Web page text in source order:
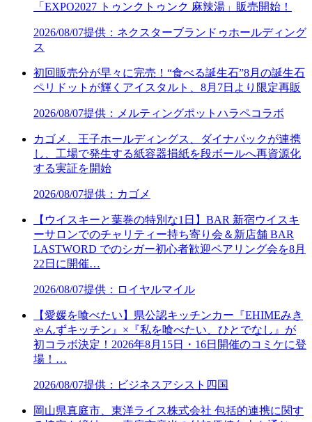
「EXPO2027 トゥンクトゥンク 麻辣湯」販売開始！
2026/08/07提供：ネクスターブランドゥホールディング
ス
初回販売分が早々に完売！“食べる誕生石”8月の誕生石
ペリドットが輝くアイスタルト、8月7日より限定再販
2026/08/07提供：メルティングポットハラペコラボ
カゴメ、王子ホールディングス、ダイナパックが連携
し、工場で発生する紙容器損紙を段ボールへ再資源化
する実証を開始
2026/08/07提供：カゴメ
【ウイスキーと葉巻の特別な1日】BAR 新宿ウイスキ
ーサロンでのチャリティー持ち寄り会＆新店舗 BAR
LASTWORD でのシガー初心者歓迎ペアリング会を8月
22日に開催…
2026/08/07提供：ロイヤルマイル
【愛媛を喰べたい】県公認キッチンカー『EHIMEみき
ゃんずキッチン』×『私を喰べたい、ひとでなし』が
初コラボ決定！2026年8月15日・16日開催のコミケに登
場！…
2026/08/07提供：ビジネスアシスト四国
岡山県真庭市、東洋ライス株式会社 包括的連携に関す